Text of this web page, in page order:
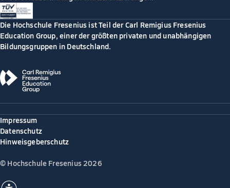
Die Hochschule Fresenius ist Teil der Carl Remigius Fresenius
Education Group, einer der größten privaten und unabhängigen
Bildungsgruppen in Deutschland.
Impressum
Datenschutz
Hinweisgeberschutz
© Hochschule Fresenius 2026